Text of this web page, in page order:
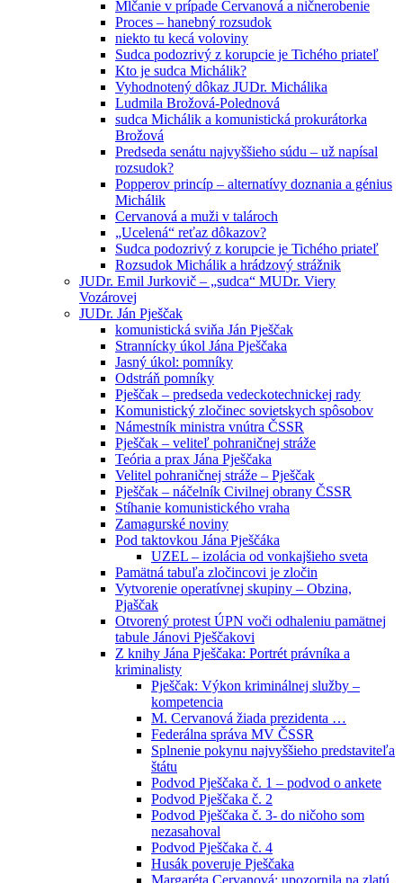
Mlčanie v prípade Cervanová a ničnerobenie
Proces – hanebný rozsudok
niekto tu kecá voloviny
Sudca podozrivý z korupcie je Tichého priateľ
Kto je sudca Michálik?
Vyhodnotený dôkaz JUDr. Michálika
Ludmila Brožová-Polednová
sudca Michálik a komunistická prokurátorka
Brožová
Predseda senátu najvyššieho súdu – už napísal
rozsudok?
Popperov princíp – alternatívy doznania a génius
Michálik
Cervanová a muži v talároch
„Ucelená“ reťaz dôkazov?
Sudca podozrivý z korupcie je Tichého priateľ
Rozsudok Michálik a hrádzový strážnik
JUDr. Emil Jurkovič – „sudca“ MUDr. Viery
Vozárovej
JUDr. Ján Pješčak
komunistická sviňa Ján Pješčak
Strannícky úkol Jána Pješčaka
Jasný úkol: pomníky
Odstráň pomníky
Pješčak – predseda vedeckotechnickej rady
Komunistický zločinec sovietskych spôsobov
Námestník ministra vnútra ČSSR
Pješčak – veliteľ pohraničnej stráže
Teória a prax Jána Pješčaka
Velitel pohraničnej stráže – Pješčak
Pješčak – náčelník Civilnej obrany ČSSR
Stíhanie komunistického vraha
Zamagurské noviny
Pod taktovkou Jána Pješčáka
UZEL – izolácia od vonkajšieho sveta
Pamätná tabuľa zločincovi je zločin
Vytvorenie operatívnej skupiny – Obzina,
Pjaščak
Otvorený protest ÚPN voči odhaleniu pamätnej
tabule Jánovi Pješčakovi
Z knihy Jána Pješčaka: Portrét právníka a
kriminalisty
Pješčak: Výkon kriminálnej služby –
kompetencia
M. Cervanová žiada prezidenta …
Federálna správa MV ČSSR
Splnenie pokynu najvyššieho predstaviteľa
štátu
Podvod Pješčaka č. 1 – podvod o ankete
Podvod Pješčaka č. 2
Podvod Pješčaka č. 3- do ničoho som
nezasahoval
Podvod Pješčaka č. 4
Husák poveruje Pješčaka
Margaréta Cervanová: upozornila na zlatú